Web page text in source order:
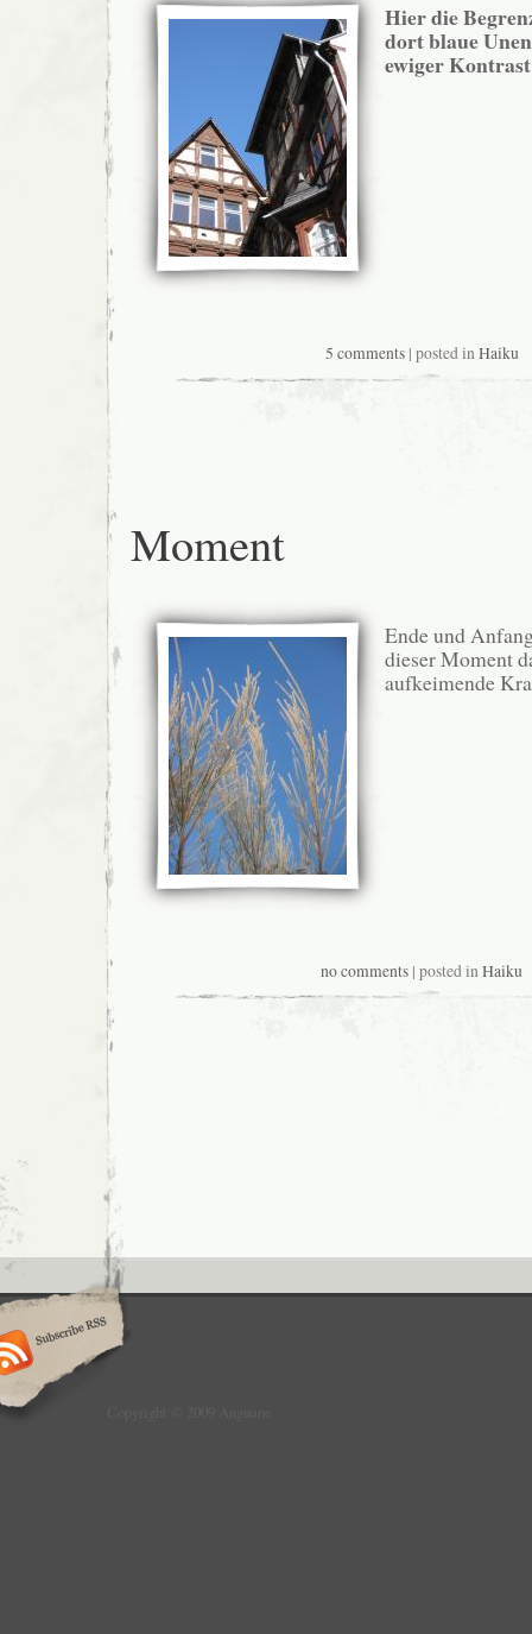
Hier die
dort blaue
ewiger Kontrast
5 comments| posted inHaiku
Moment
Ende und
dieser Moment
aufkeimende
no comments | posted in Haiku